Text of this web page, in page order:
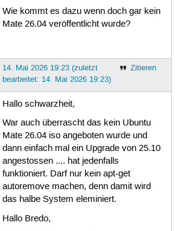
Wie kommt es dazu wenn doch gar kein
Mate 26.04 veröffentlicht wurde?
Zitieren
14. Mai 2026 19:23 (zuletzt
bearbeitet: 14. Mai 2026 19:23)
Hallo schwarzheit,
War auch überrascht das kein Ubuntu
Mate 26.04 iso angeboten wurde und
dann einfach mal ein Upgrade von 25.10
angestossen .... hat jedenfalls
funktioniert. Darf nur kein apt-get
autoremove machen, denn damit wird
das halbe System eleminiert.
Hallo Bredo,